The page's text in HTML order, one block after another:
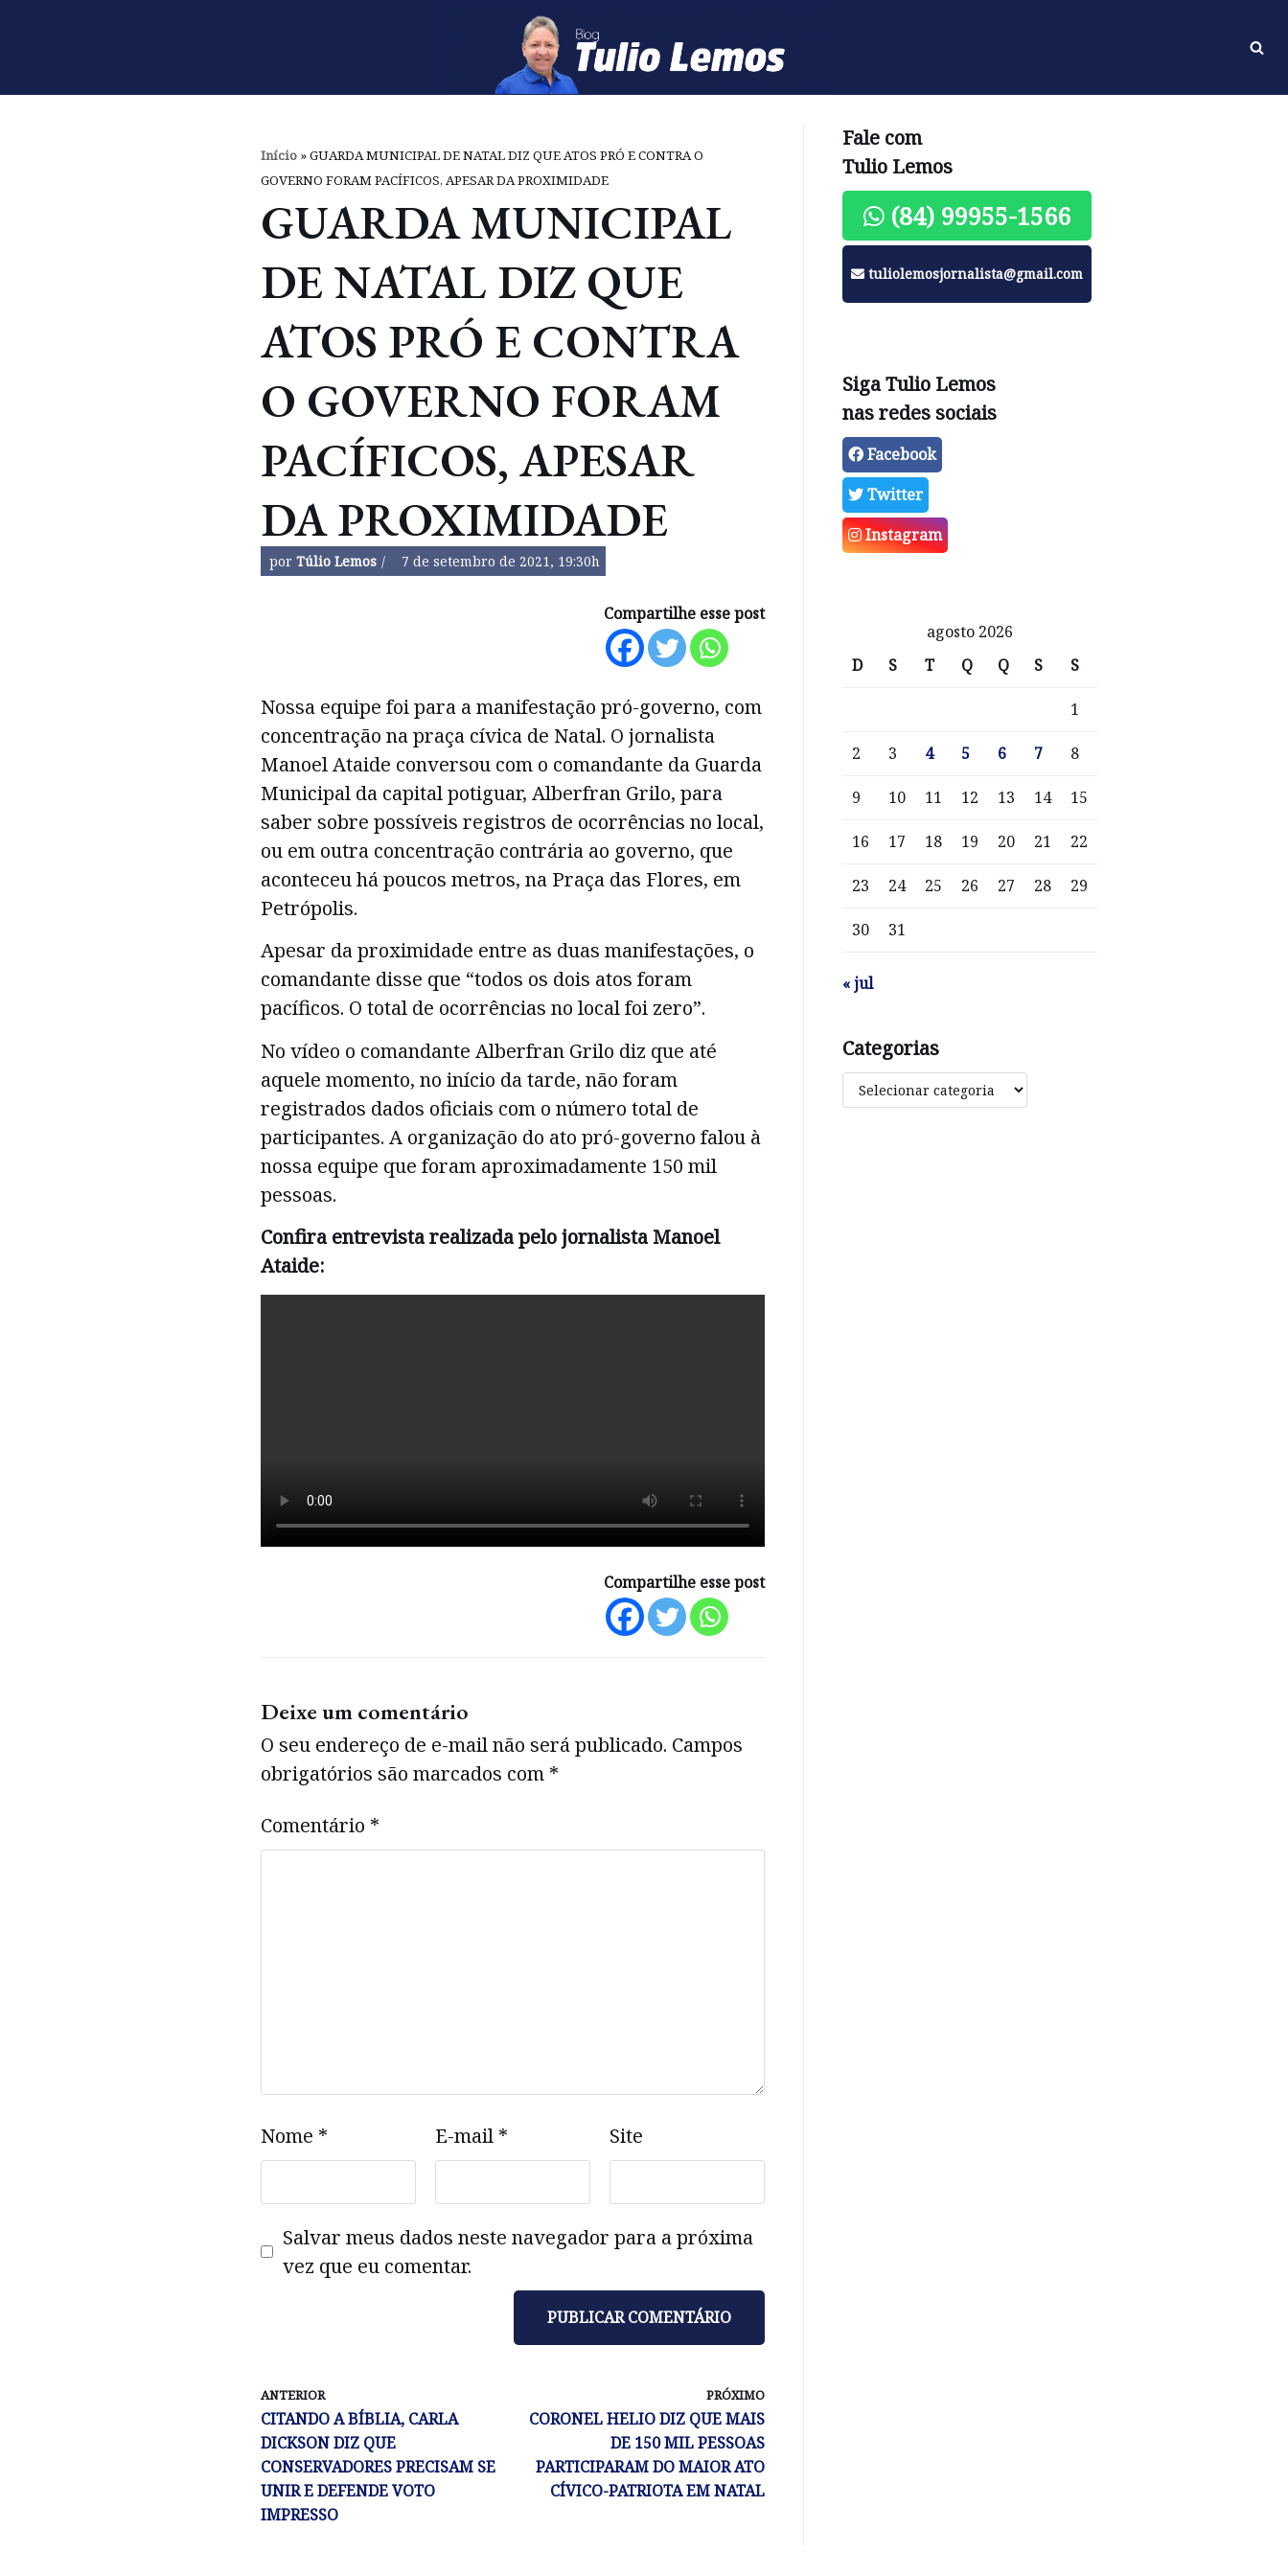
o
Início »GUARDA MUNICIPAL DE NATAL DIZ QUE ATOS PRÓ E CONTRA O
GOVERNO FORAM PACÍFICOS, APESAR DA PROXIMIDADE
GUARDA MUNICIPAL
DE NATAL DIZ QUE
ATOS PRÓ E CONTRA
O GOVERNO FORAM
PACÍFICOS, APESAR
DA PROXIMIDADE
por Túlio Lemos 7 de setembro de 2021, 19:30h
Compartilhe esse post
Nossa equipe foi para a manifestação pró-governo, com
concentração na praça cívica de Natal. O jornalista
Manoel Ataide conversou com o comandante da Guarda
Municipal da capital potiguar, Alberfran Grilo, para
saber sobre possíveis registros de ocorrências no local,
ou em outra concentração contrária ao governo, que
aconteceu há poucos metros, na Praça das Flores, em
Petrópolis.
Apesar da proximidade entre as duas manifestações, o
comandante disse que “todos os dois atos foram
pacíficos. O total de ocorrências no local foi zero”.
No vídeo o comandante Alberfran Grilo diz que até
aquele momento, no início da tarde, não foram
registrados dados oficiais com o número total de
participantes. A organização do ato pró-governo falou à
nossa equipe que foram aproximadamente 150 mil
pessoas.
Confira entrevista realizada pelo jornalista Manoel
Ataide:
Compartilhe esse post
Deixe um comentário
O seu endereço de e-mail não será publicado. Campos
obrigatórios são marcados com *
Comentário *
Nome * E-mail * Site
Salvar meus dados neste navegador para a próxima
vez que eu comentar.
ANTERIOR
CITANDO A BÍBLIA, CARLA
DICKSON DIZ QUE
CONSERVADORES PRECISAM SE
UNIR E DEFENDE VOTO
IMPRESSO
PRÓXIMO
CORONEL HELIO DIZ QUE MAIS
DE 150 MIL PESSOAS
PARTICIPARAM DO MAIOR ATO
CÍVICO-PATRIOTA EM NATAL
Fale com
Tulio Lemos
(84) 99955-1566
tuliolemosjornalista@gmail.com
Siga Tulio Lemos
nas redes sociais
Facebook
Twitter
Instagram
agosto 2026
D
S T Q Q S S
1
2 3 4 5 6 7 8
9 10 11 12 13 14 15
16 17 18 19 20 21 22
23 24 25 26 27 28 29
30 31
« jul
Categorias